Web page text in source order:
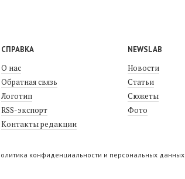
СПРАВКА
О нас
Обратная связь
Логотип
RSS-экспорт
Контакты редакции
NEWSLAB
Новости
Статьи
Сюжеты
Фото
конфиденциальности и персональных данных